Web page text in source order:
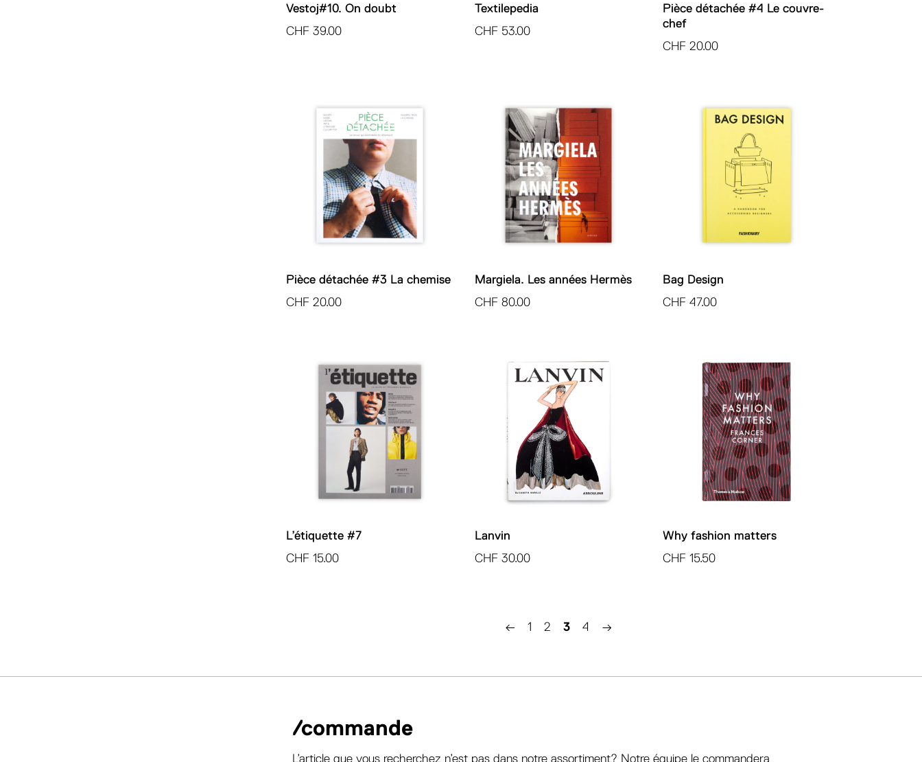
Vestoj#10. On doubt
CHF 39.00
Textilepedia
CHF 53.00
Pièce détachée #4 Le couvre-
chef
CHF 20.00
Pièce détachée #3 La chemise
CHF 20.00
Margiela. Les années Hermès
CHF 80.00
Bag Design
CHF 47.00
L’étiquette #7
CHF 15.00
Lanvin
CHF 30.00
Why fashion matters
CHF 15.50
← 1 2 3 4 →
/commande
L’article que vous recherchez n’est pas dans notre assortiment? Notre équipe le commandera